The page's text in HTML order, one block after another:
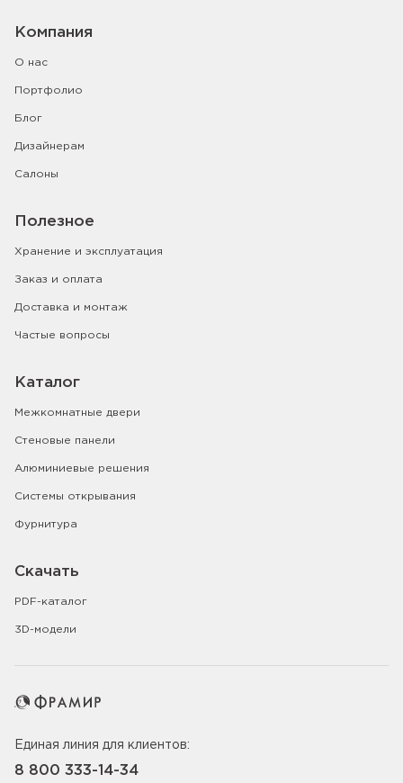
Компания
О нас
Портфолио
Блог
Дизайнерам
Салоны
Полезное
Хранение и эксплуатация
Заказ и оплата
Доставка и монтаж
Частые вопросы
Каталог
Межкомнатные двери
Стеновые панели
Алюминиевые решения
Системы открывания
Фурнитура
Скачать
PDF-каталог
3D-модели
Единая линия для клиентов:
8 800 333-14-34